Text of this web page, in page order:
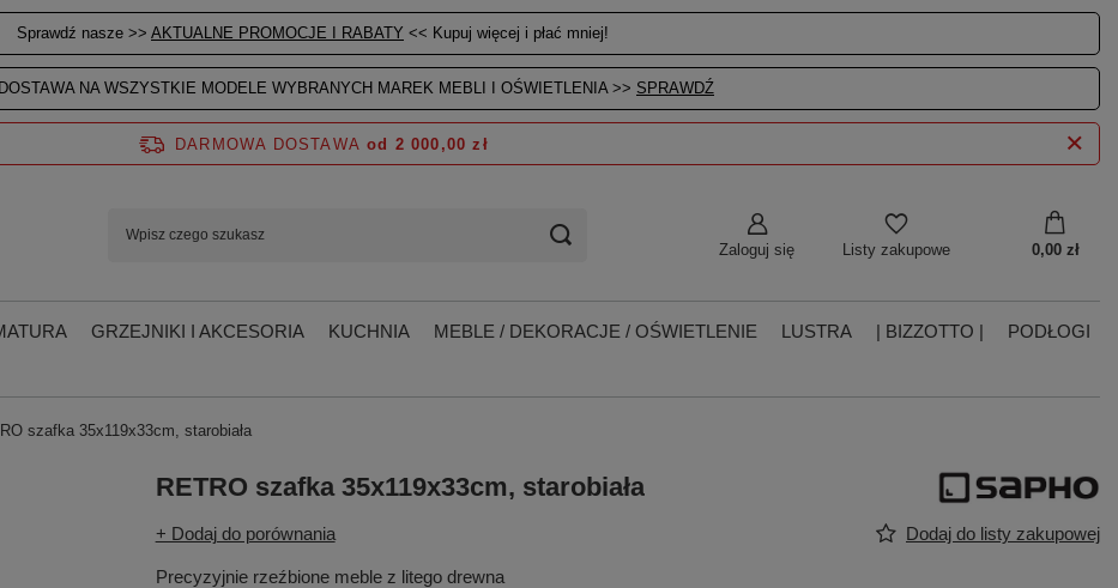
Sprawdź nasze >> AKTUALNE PROMOCJE I RABATY << Kupuj więcej i płać mniej!
NA WSZYSTKIE MODELE WYBRANYCH MAREK MEBLI I OŚWIETLENIA >> SPRAWDŹ
Zaloguj się Listy zakupowe 0,00 zł
DARMOWA DOSTAWA od 2 000,00 zł
GRZEJNIKI I AKCESORIA KUCHNIA MEBLE / DEKORACJE / OŚWIETLENIE LUSTRA | BIZZOTTO |
PODŁOGI
szafka 35x119x33cm, starobiała
RETRO szafka 35x119x33cm, starobiała
+ Dodaj do porównania Dodaj do listy zakupowej
Precyzyjnie rzeźbione meble z litego drewna